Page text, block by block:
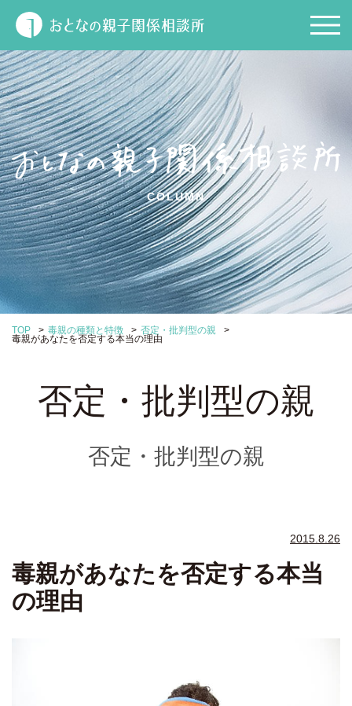
COLUMN
TOP > 毒親の種類と特徴 > 否定・批判型の親
>
毒親があなたを否定する本当の理由
否定・批判型の親
否定・批判型の親
2015.8.26
毒親があなたを否定する本当
の理由